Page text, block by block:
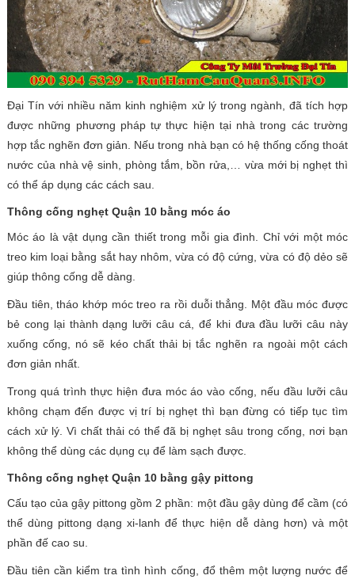
Đại Tín với nhiều năm kinh nghiệm xử lý trong ngành, đã tích hợp
được những phương pháp tự thực hiện tại nhà trong các trường
hợp tắc nghẽn đơn giản. Nếu trong nhà bạn có hệ thống cống thoát
nước của nhà vệ sinh, phòng tắm, bồn rửa,… vừa mới bị nghẹt thì
có thể áp dụng các cách sau.
Thông cống nghẹt Quận 10 bằng móc áo
Móc áo là vật dụng cần thiết trong mỗi gia đình. Chỉ với một móc
treo kim loại bằng sắt hay nhôm, vừa có độ cứng, vừa có độ dẻo sẽ
giúp thông cống dễ dàng.
Đầu tiên, tháo khớp móc treo ra rồi duỗi thẳng. Một đầu móc được
bẻ cong lại thành dạng lưỡi câu cá, để khi đưa đầu lưỡi câu này
xuống cống, nó sẽ kéo chất thải bị tắc nghẽn ra ngoài một cách
đơn giản nhất.
Trong quá trình thực hiện đưa móc áo vào cống, nếu đầu lưỡi câu
không chạm đến được vị trí bị nghẹt thì bạn đừng có tiếp tục tìm
cách xử lý. Vì chất thải có thể đã bị nghẹt sâu trong cống, nơi bạn
không thể dùng các dụng cụ để làm sạch được.
Thông cống nghẹt Quận 10 bằng gậy pittong
Cấu tạo của gậy pittong gồm 2 phần: một đầu gậy dùng để cầm (có
thể dùng pittong dạng xi-lanh để thực hiện dễ dàng hơn) và một
phần đế cao su.
Đầu tiên cần kiểm tra tình hình cống, đổ thêm một lượng nước để